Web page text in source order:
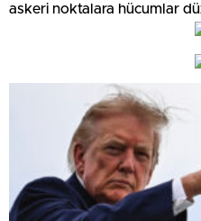
askeri noktalara hücumlar